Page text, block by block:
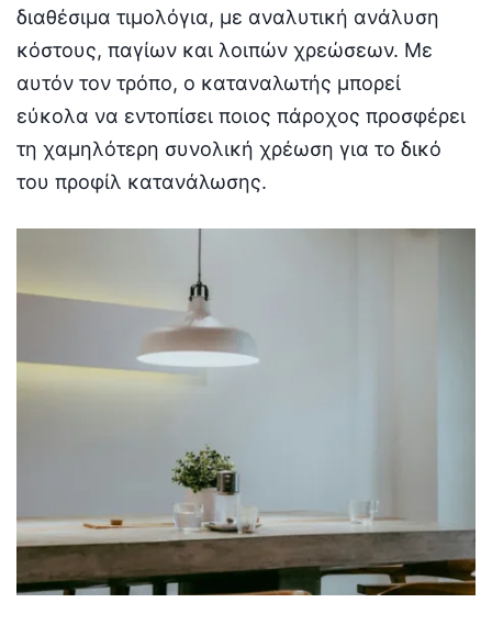
διαθέσιμα τιμολόγια, με αναλυτική ανάλυση
κόστους, παγίων και λοιπών χρεώσεων. Με
αυτόν τον τρόπο, ο καταναλωτής μπορεί
εύκολα να εντοπίσει ποιος πάροχος προσφέρει
τη χαμηλότερη συνολική χρέωση για το δικό
του προφίλ κατανάλωσης.